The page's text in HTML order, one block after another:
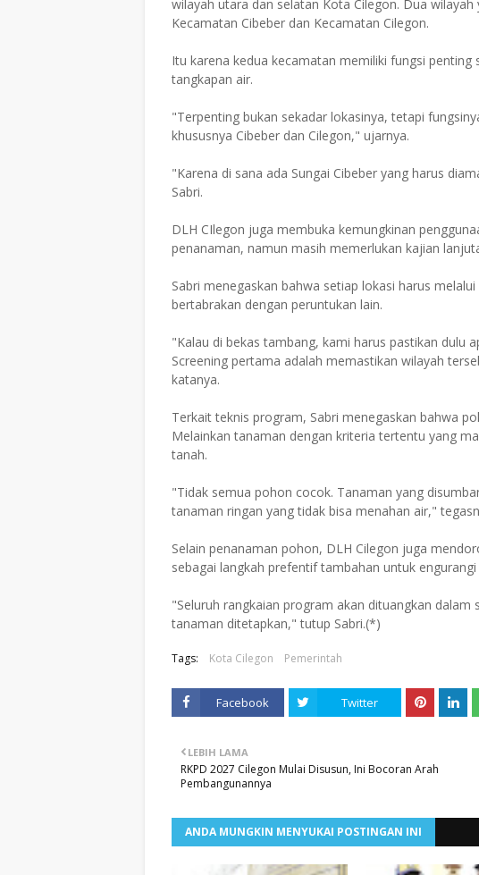
wilayah utara dan selatan Kota Cilegon. Dua
Kecamatan Cibeber dan Kecamatan Cilegon.
Itu karena kedua kecamatan memiliki fungsi penting
tangkapan air.
"Terpenting bukan sekadar lokasinya, tetapi
khususnya Cibeber dan Cilegon," ujarnya.
"Karena di sana ada Sungai Cibeber yang harus
Sabri.
DLH CIlegon juga membuka kemungkinan
penanaman, namun masih memerlukan kajian
Sabri menegaskan bahwa setiap lokasi harus
bertabrakan dengan peruntukan lain.
"Kalau di bekas tambang, kami harus pastikan dulu
Screening pertama adalah memastikan wilayah
katanya.
Terkait teknis program, Sabri menegaskan bahwa
Melainkan tanaman dengan kriteria tertentu yang
tanah.
"Tidak semua pohon cocok. Tanaman yang
tanaman ringan yang tidak bisa menahan air,"
Selain penanaman pohon, DLH Cilegon juga
sebagai langkah prefentif tambahan untuk
"Seluruh rangkaian program akan dituangkan
tanaman ditetapkan," tutup Sabri.(*)
Tags: Kota Cilegon Pemerintah
Facebook Twitter
LEBIH LAMA
RKPD 2027 Cilegon Mulai Disusun, Ini Bocoran Arah
Pembangunannya
ANDA MUNGKIN MENYUKAI POSTINGAN INI